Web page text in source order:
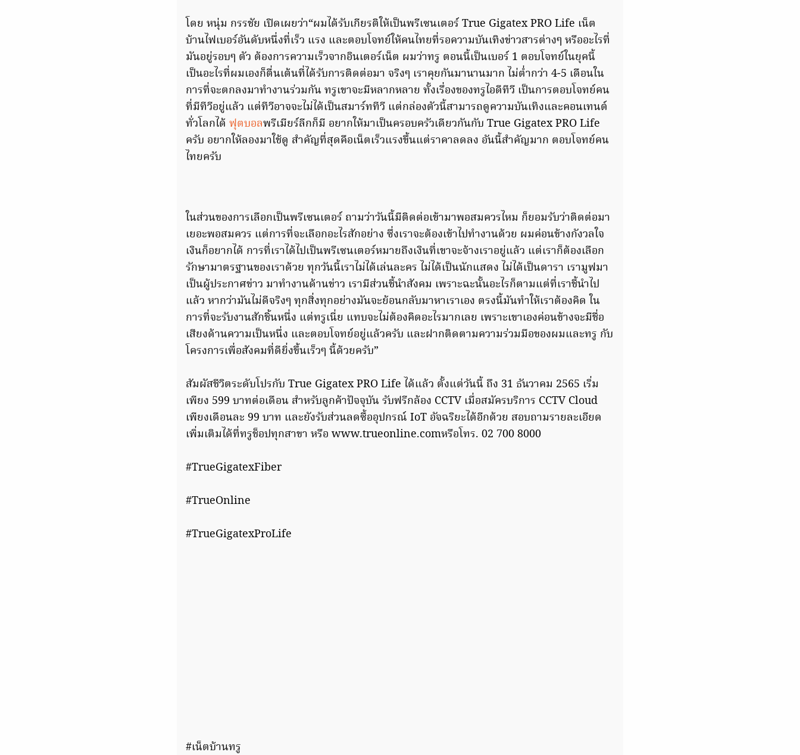
โดย หนุ่ม กรรชัย เปิดเผยว่า“ผมได้รับเกียรติให้เป็นพรีเซนเตอร์ True Gigatex PRO Life เน็ต
บ้านไฟเบอร์อันดับหนึ่งที่เร็ว แรง และตอบโจทย์ให้คนไทยที่รอความบันเทิงข่าวสารต่างๆ หรืออะไรที่
มันอยู่รอบๆ ตัว ต้องการความเร็วจากอินเตอร์เน็ต ผมว่าทรู ตอนนี้เป็นเบอร์ 1 ตอบโจทย์ในยุคนี้
เป็นอะไรที่ผมเองก็ตื่นเต้นที่ได้รับการติดต่อมา จริงๆ เราคุยกันมานานมาก ไม่ต่ำกว่า 4-5 เดือนใน
การที่จะตกลงมาทำงานร่วมกัน ทรูเขาจะมีหลากหลาย ทั้งเรื่องของทรูไอดีทีวี เป็นการตอบโจทย์คน
ที่มีทีวีอยู่แล้ว แต่ทีวีอาจจะไม่ได้เป็นสมาร์ททีวี แต่กล่องตัวนี้สามารถดูความบันเทิงและคอนเทนต์
ทั่วโลกได้ ฟุตบอลพรีเมียร์ลีกก็มี อยากให้มาเป็นครอบครัวเดียวกันกับ True Gigatex PRO Life
ครับ อยากให้ลองมาใช้ดู สำคัญที่สุดคือเน็ตเร็วแรงขึ้นแต่ราคาลดลง อันนี้สำคัญมาก ตอบโจทย์คน
ไทยครับ
ในส่วนของการเลือกเป็นพรีเซนเตอร์ ถามว่าวันนี้มีติดต่อเข้ามาพอสมควรไหม ก็ยอมรับว่าติดต่อมา
เยอะพอสมควร แต่การที่จะเลือกอะไรสักอย่าง ซึ่งเราจะต้องเข้าไปทำงานด้วย ผมค่อนข้างกังวลใจ
เงินก็อยากได้ การที่เราได้ไปเป็นพรีเซนเตอร์หมายถึงเงินที่เขาจะจ้างเราอยู่แล้ว แต่เราก็ต้องเลือก
รักษามาตรฐานของเราด้วย ทุกวันนี้เราไม่ได้เล่นละคร ไม่ได้เป็นนักแสดง ไม่ได้เป็นดารา เรามูฟมา
เป็นผู้ประกาศข่าว มาทำงานด้านข่าว เรามีส่วนชี้นำสังคม เพราะฉะนั้นอะไรก็ตามแต่ที่เราชี้นำไป
แล้ว หากว่ามันไม่ดีจริงๆ ทุกสิ่งทุกอย่างมันจะย้อนกลับมาหาเราเอง ตรงนี้มันทำให้เราต้องคิด ใน
การที่จะรับงานสักชิ้นหนึ่ง แต่ทรูเนี่ย แทบจะไม่ต้องคิดอะไรมากเลย เพราะเขาเองค่อนข้างจะมีชื่อ
เสียงด้านความเป็นหนึ่ง และตอบโจทย์อยู่แล้วครับ และฝากติดตามความร่วมมือของผมและทรู กับ
โครงการเพื่อสังคมที่ดียิ่งขึ้นเร็วๆ นี้ด้วยครับ”
สัมผัสชีวิตระดับโปรกับ True Gigatex PRO Life ได้แล้ว ตั้งแต่วันนี้ ถึง 31 ธันวาคม 2565 เริ่ม
เพียง 599 บาทต่อเดือน สำหรับลูกค้าปัจจุบัน รับฟรีกล้อง CCTV เมื่อสมัครบริการ CCTV Cloud
เพียงเดือนละ 99 บาท และยังรับส่วนลดซื้ออุปกรณ์ IoT อัจฉริยะได้อีกด้วย สอบถามรายละเอียด
เพิ่มเติมได้ที่ทรูช็อปทุกสาขา หรือ www.trueonline.comหรือโทร. 02 700 8000
#TrueGigatexFiber
#TrueOnline
#TrueGigatexProLife
#เน็ตบ้านทรู